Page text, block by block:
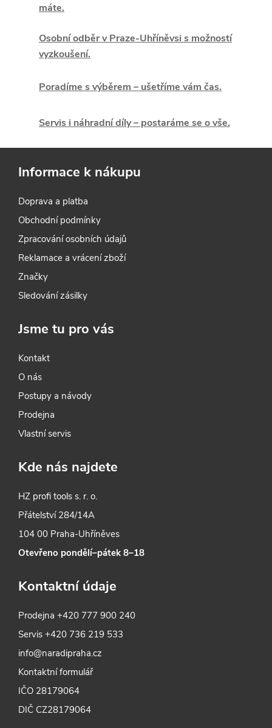
í
máte.
Osobní odběr v Praze-Uhříněvsi s možností
vyzkoušení.
Poradíme s výběrem – ušetříme vám čas.
Servis i náhradní díly – postaráme se o vše.
Informace k nákupu
Doprava a platba
Obchodní podmínky
Zpracování osobních údajů
Reklamace a vrácení zboží
Značky
Sledování zásilky
Jsme tu pro vás
Kontakt
O nás
Postupy a návody
Prodejna
Vlastní servis
Kde nás najdete
HZ profi tools s. r. o.
Přátelství 284/14A
104 00 Praha-Uhříněves
Otevřeno pondělí–pátek 8–18
Kontaktní údaje
Prodejna+420 777 900 240
Servis+420 736 219 533
info@naradipraha.cz
Kontaktní formulář
IČO 28179064
DIČ CZ28179064